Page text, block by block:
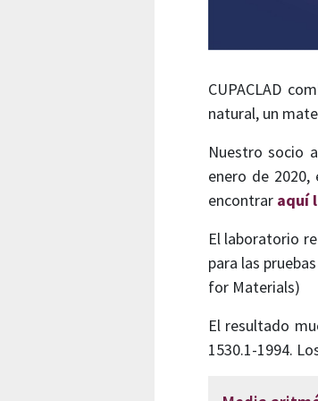
CUPACLAD
natural, un
Nuestro socio
enero de
encontrar aquí
El laboratorio
para las
for Materials)
El resultado
1530.1-1994.